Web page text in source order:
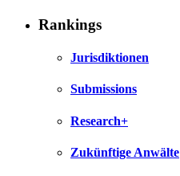
Rankings
Jurisdiktionen
Submissions
Research+
Zukünftige Anwälte